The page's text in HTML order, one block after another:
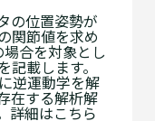
の位置姿勢が
関節値を求め
合を対象とし
載します。
逆運動学を解
在する解析解
詳細はこちら